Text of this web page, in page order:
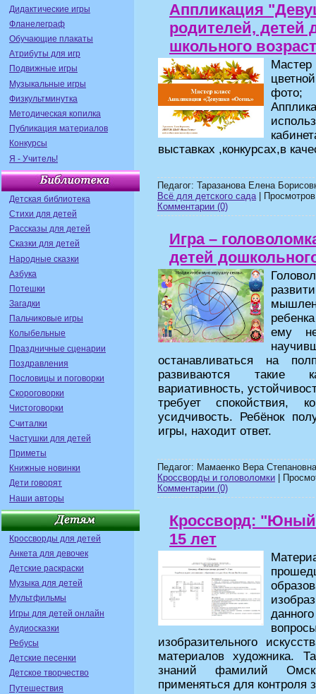
Дидактические игры
Фланелеграф
Обучающие плакаты
Атрибуты для игр
Подвижные игры
Музыкальные игры
Физкультминутка
Методическая копилка
Публикация материалов
Конкурсы
Я - Учитель!
Детская библиотека
Стихи для детей
Рассказы для детей
Сказки для детей
Народные сказки
Азбука
Потешки
Загадки
Пальчиковые игры
Колыбельные
Праздничные сценарии
Поздравления
Пословицы и поговорки
Скороговорки
Чистоговорки
Считалки
Частушки для детей
Приметы
Книжные новинки
Дети говорят
Наши авторы
Кроссворды для детей
Анкета для девочек
Детские раскраски
Музыка для детей
Мультфильмы
Игры для детей онлайн
Аудиосказки
Ребусы
Детские песенки
Детское творчество
Путешествия
Аппликация
родителей, детей
школьного
фото;
выставках ,конкурсах,в
Педагог: Таразанова Елена
Всё для детского сада|
Комментарии (0)
Игра –
детей
ему
останавливаться на
развиваются такие
вариативность,
требует спокойствия,
усидчивость. Ребёнок
игры, находит ответ.
Педагог: Мамаенко Вера
Кроссворды и головоломки |
Комментарии (0)
Кроссворд: "Юный
15 лет
изобразительного
материалов художника.
знаний фамилий
применяться для контроля